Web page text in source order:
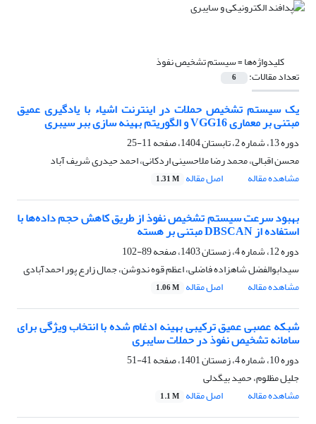
کلیدواژه‌ها =سیستم تشخیص نفوذ
تعداد مقالات: 6
یک سیستم تشخیص حملات در اینترنت اشیاء با یادگیری عمیق
مبتنی بر معماری VGG16 و الگوریتم بهینه سازی ببر سیبری
دوره 13، شماره 2، تابستان 1404، صفحه
11-25
محسن اقبالی، محمد رضا ملاحسینی اردکانی، احمد حیدری شریف آباد
مشاهده مقاله
اصل مقاله 1.31 M
بهبود سرعت سیستم تشخیص نفوذ از طریق کاهش حجم داده‌ها با
استفاده از DBSCAN مبتنی بر هسته
دوره 12، شماره 4، زمستان 1403، صفحه
89-102
سیدابوالفضل شاهزاده فاضلی، اعظم قوه ندوشن، جمال زارع پور احمدآبادی
مشاهده مقاله
اصل مقاله 1.06 M
شبکه عصبی عمیق ترکیبی بهینه ادغام شده با انتخاب ویژگی برای
سامانه تشخیص نفوذ در حملات سایبری
دوره 10، شماره 4، زمستان 1401، صفحه
41-51
جلیل مظلوم، حمید بیگدلی
مشاهده مقاله
اصل مقاله 1.1 M